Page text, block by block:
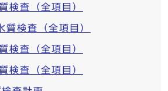
検査（全項目）
検査（全項目）
検査（全項目）
検査（全項目）